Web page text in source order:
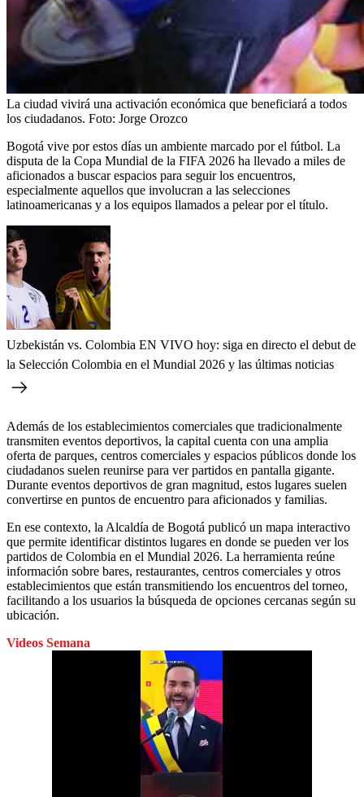
La ciudad vivirá una activación económica que beneficiará a todos
los ciudadanos. Foto: Jorge Orozco
Bogotá vive por estos días un ambiente marcado por el fútbol. La
disputa de la Copa Mundial de la FIFA 2026 ha llevado a miles de
aficionados a buscar espacios para seguir los encuentros,
especialmente aquellos que involucran a las selecciones
latinoamericanas y a los equipos llamados a pelear por el título.
Uzbekistán vs. Colombia EN VIVO hoy: siga en directo el debut de
la Selección Colombia en el Mundial 2026 y las últimas noticias
Además de los establecimientos comerciales que tradicionalmente
transmiten eventos deportivos, la capital cuenta con una amplia
oferta de parques, centros comerciales y espacios públicos donde los
ciudadanos suelen reunirse para ver partidos en pantalla gigante.
Durante eventos deportivos de gran magnitud, estos lugares suelen
convertirse en puntos de encuentro para aficionados y familias.
En ese contexto, la Alcaldía de Bogotá publicó un mapa interactivo
que permite identificar distintos lugares en donde se pueden ver los
partidos de Colombia en el Mundial 2026. La herramienta reúne
información sobre bares, restaurantes, centros comerciales y otros
establecimientos que están transmitiendo los encuentros del torneo,
facilitando a los usuarios la búsqueda de opciones cercanas según su
ubicación.
Videos Semana